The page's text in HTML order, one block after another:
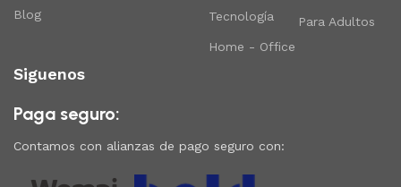
Blog Tecnología
Home - Office
Para Adultos
Siguenos
Paga seguro:
Contamos con alianzas de pago seguro con: